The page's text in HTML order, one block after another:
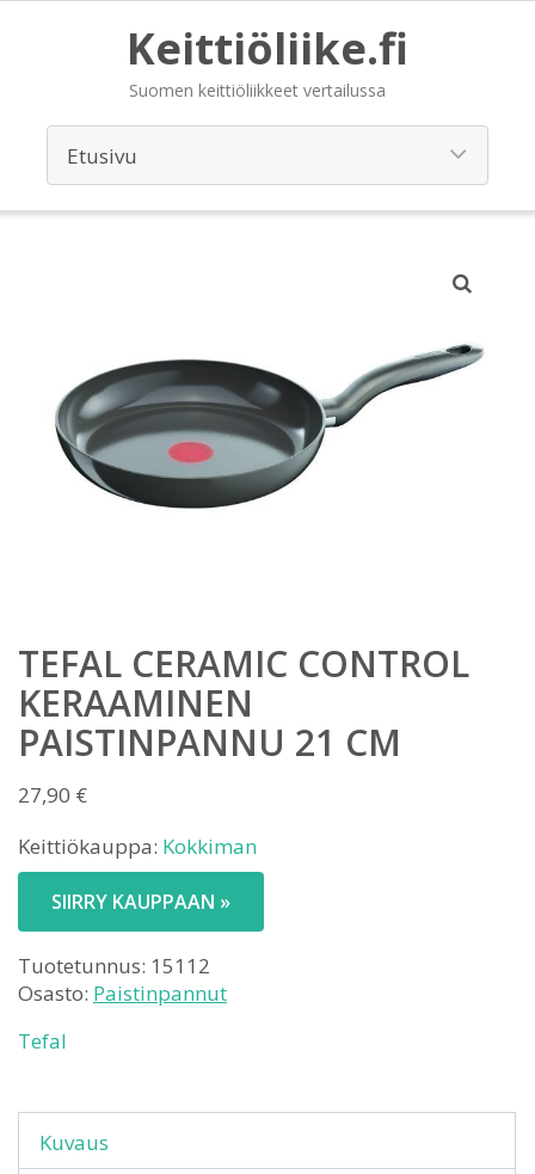
Keittiöliike.fi
Suomen keittiöliikkeet vertailussa
TEFAL CERAMIC CONTROL
KERAAMINEN
PAISTINPANNU 21 CM
27,90 €
Keittiökauppa: Kokkiman
SIIRRY KAUPPAAN »
Tuotetunnus: 15112
Osasto: Paistinpannut
Tefal
Kuvaus